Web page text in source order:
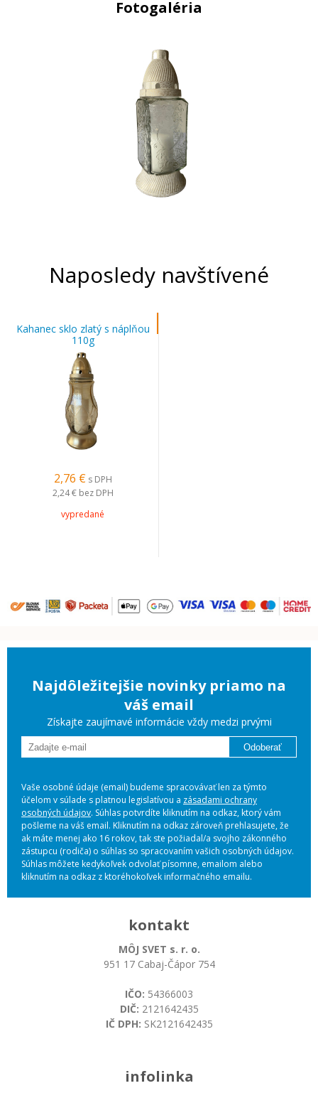
Fotogaléria
Naposledy navštívené
Kahanec sklo zlatý s náplňou
110g
2,76 € s DPH
2,24 € bez DPH
vypredané
Najdôležitejšie novinky priamo na
váš email
Získajte zaujímavé informácie vždy medzi prvými
Odoberať
Vaše osobné údaje (email) budeme spracovávať len za týmto
účelom v súlade s platnou legislatívou a zásadami ochrany
osobných údajov. Súhlas potvrdíte kliknutím na odkaz, ktorý vám
pošleme na váš email. Kliknutím na odkaz zároveň prehlasujete, že
ak máte menej ako 16 rokov, tak ste požiadal/a svojho zákonného
zástupcu (rodiča) o súhlas so spracovaním vašich osobných údajov.
Súhlas môžete kedykoľvek odvolať písomne, emailom alebo
kliknutím na odkaz z ktoréhokoľvek informačného emailu.
kontakt
MÔJ SVET s. r. o.
951 17 Cabaj-Čápor 754
IČO: 54366003
DIČ: 2121642435
IČ DPH: SK2121642435
infolinka